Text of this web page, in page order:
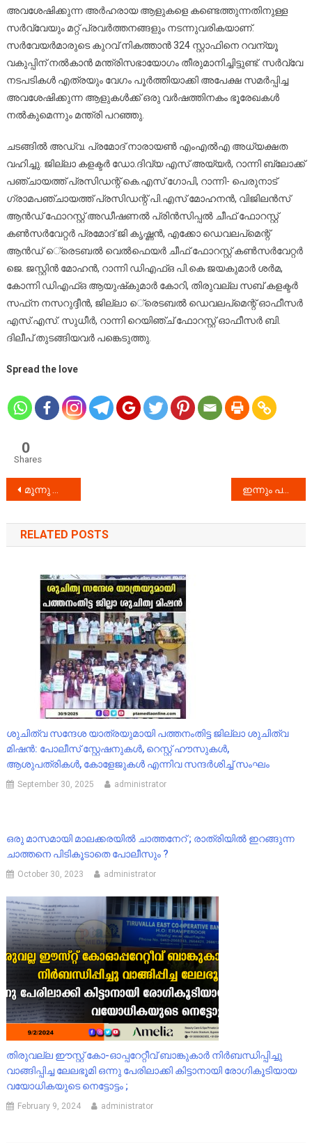
അവശേഷിക്കുന്ന അര്‍ഹരായ ആളുകളെ കണ്ടെത്തുന്നതിനുള്ള
സര്‍വ്വേയും മറ്റ് പ്രവര്‍ത്തനങ്ങളും നടന്നുവരികയാണ്.
സര്‍വേയര്‍മാരുടെ കുറവ് നികത്താന്‍ 324 സ്റ്റാഫിനെ റവന്യൂ
വകുപ്പിന് നല്‍കാന്‍ മന്ത്രിസഭായോഗം തീരുമാനിച്ചിട്ടുണ്ട്. സര്‍വ്വേ
നടപടികള്‍ എത്രയും വേഗം പൂര്‍ത്തിയാക്കി അപേക്ഷ സമര്‍പ്പിച്ച
അവശേഷിക്കുന്ന ആളുകള്‍ക്ക് ഒരു വര്‍ഷത്തിനകം ഭൂരേഖകള്‍
നല്‍കുമെന്നും മന്ത്രി പറഞ്ഞു.
ചടങ്ങില്‍ അഡ്വ. പ്രമോദ് നാരായണ്‍ എംഎല്‍എ അധ്യക്ഷത
വഹിച്ചു. ജില്ലാ കളക്ടര്‍ ഡോ.ദിവ്യ എസ് അയ്യര്‍, റാന്നി ബ്ലോക്ക്
പഞ്ചായത്ത് പ്രസിഡന്റ് കെ.എസ് ഗോപി, റാന്നി- പെരുനാട്
ഗ്രാമപഞ്ചായത്ത് പ്രസിഡന്റ് പി.എസ് മോഹനന്‍, വിജിലന്‍സ്
ആന്‍ഡ് ഫോറസ്റ്റ് അഡീഷണല്‍ പ്രിന്‍സിപ്പല്‍ ചീഫ് ഫോറസ്റ്റ്
കണ്‍സര്‍വേറ്റര്‍ പ്രമോദ് ജി കൃഷ്ണന്‍, എക്കോ ഡെവലപ്‌മെന്റ്
ആന്‍ഡ് െ്രെടബല്‍ വെല്‍ഫെയര്‍ ചീഫ് ഫോറസ്റ്റ് കണ്‍സര്‍വേറ്റര്‍
ജെ. ജസ്റ്റിന്‍ മോഹന്‍, റാന്നി ഡിഎഫ്ഒ പി.കെ ജയകുമാര്‍ ശര്‍മ,
കോന്നി ഡിഎഫ്ഒ ആയുഷ്‌കുമാര്‍ കോറി, തിരുവല്ല സബ് കളക്ടര്‍
സഫ്‌ന നസറുദ്ദീന്‍, ജില്ലാ െ്രെടബല്‍ ഡെവലപ്‌മെന്റ് ഓഫീസര്‍
എസ്.എസ്. സുധീര്‍, റാന്നി റെയിഞ്ച് ഫോറസ്റ്റ് ഓഫീസര്‍ ബി.
ദിലീപ് തുടങ്ങിയവര്‍ പങ്കെടുത്തു.
Spread the love
0
Shares
Post
navigation
മൂന്നു പെൺമക്കളുടെ കഴുത്തറുത്ത ശേഷം പിതാവ് തൂങ്ങി മരിച്ചു. ഇ​ന്നും പരക്കെ ശ​ക്ത​മാ​യ മ​ഴ​യ്ക്ക് സാ​ദ്ധ്യ​ത
RELATED POSTS
ശുചിത്വ സന്ദേശ യാത്രയുമായി പത്തനംതിട്ട ജില്ലാ ശുചിത്വ
മിഷൻ: പോലീസ് സ്റ്റേഷനുകൾ, റെസ്റ്റ് ഹൗസുകൾ,
ആശുപത്രികൾ, കോളേജുകൾ എന്നിവ സന്ദർശിച്ച് സംഘം
September 30, 2025 administrator
ഒരു മാസമായി മാലക്കരയിൽ ചാത്തനേറ് ; രാത്രിയിൽ ഇറങ്ങുന്ന
ചാത്തനെ പിടികൂടാതെ പോലീസും ?
October 30, 2023 administrator
തിരുവല്ല ഈസ്റ്റ് കോ-ഓപ്പറേറ്റീവ് ബാങ്കുകാർ നിർബന്ധിപ്പിച്ചു
വാങ്ങിപ്പിച്ച ലേലഭൂമി ഒന്നു പേരിലാക്കി കിട്ടാനായി രോഗികൂടിയായ
വയോധികയുടെ നെട്ടോട്ടം ;
February 9, 2024 administrator